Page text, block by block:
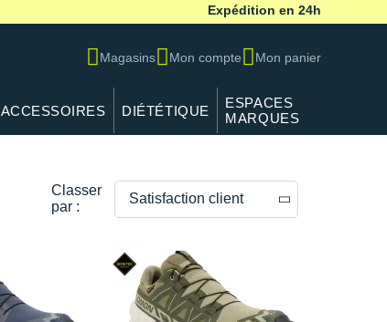
Expédition en 24h
Magasins Mon compte Mon panier
ACCESSOIRES DIÉTÉTIQUE
ESPACES
MARQUES
Classer
par :
Satisfaction client
Prix croissants
Satisfaction client